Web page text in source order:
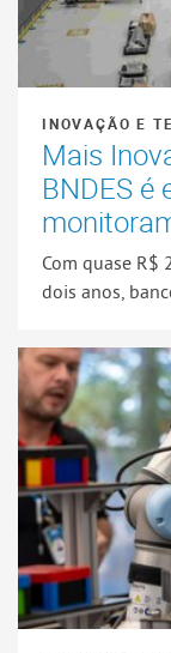
INOVAÇÃO E
Mais
BNDES é
Com quase R$
dois anos,